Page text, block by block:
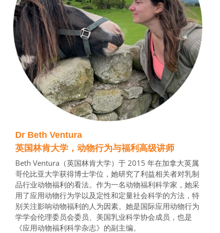
Dr Beth Ventura
英国林肯大学，动物行为与福利高级讲师
Beth Ventura（英国林肯大学）于 2015 年在加拿大英属
哥伦比亚大学获得博士学位，她研究了利益相关者对乳制
品行业动物福利的看法。作为一名动物福利科学家，她采
用了应用动物行为学以及定性和定量社会科学的方法，特
别关注影响动物福利的人为因素。她是国际应用动物行为
学学会伦理委员会委员、美国乳业科学协会成员，也是
《应用动物福利科学杂志》的副主编。